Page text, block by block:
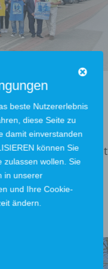
Lauf
ein
Fachpersonal ist
beste Nutzererlebnis
diese Seite zu
damit einverstanden
können Sie
zulassen wollen. Sie
in unserer
und Ihre Cookie-
ändern.